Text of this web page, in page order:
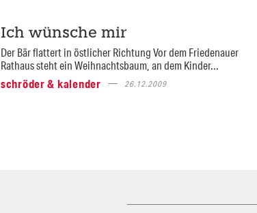
Ich wünsche mir
Der Bär flattert in östlicher Richtung Vor dem Friedenauer
Rathaus steht ein Weihnachtsbaum, an dem Kinder...
schröder & kalender
26.12.2009